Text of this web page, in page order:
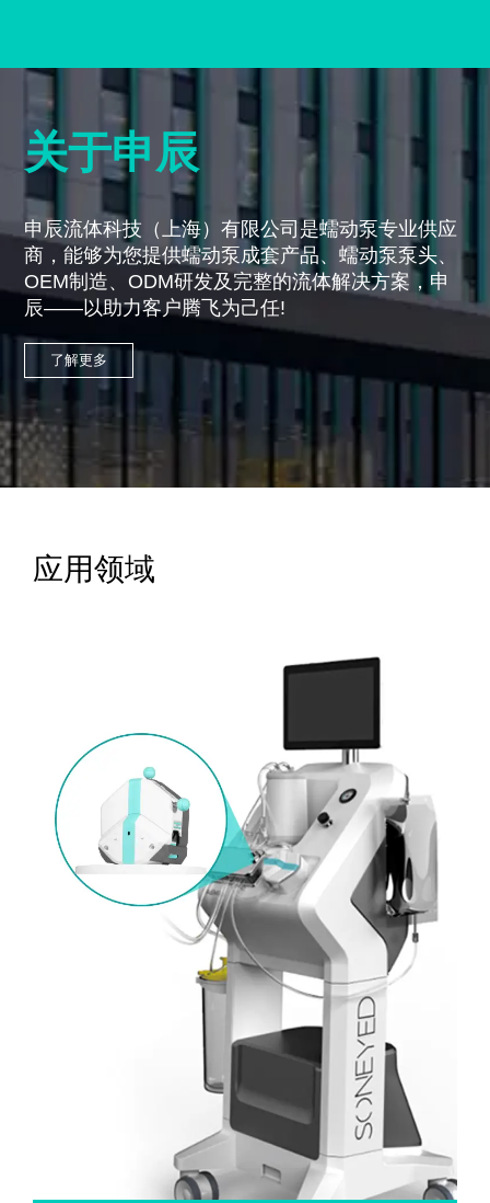
关于申辰
申辰流体科技（上海）有限公司是蠕动泵专业供应
商，能够为您提供蠕动泵成套产品、蠕动泵泵头、
OEM制造、ODM研发及完整的流体解决方案，申
辰——以助力客户腾飞为己任!
了解更多
应用领域